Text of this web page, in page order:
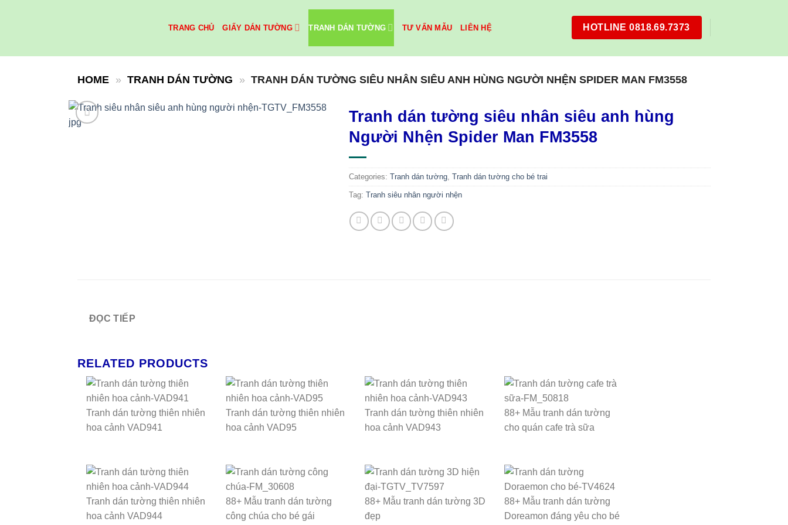
TRANG CHỦ GIẤY DÁN TƯỜNG TRANH DÁN TƯỜNG TƯ VẤN MẪU LIÊN HỆ HOTLINE 0818.69.7373
HOME » TRANH DÁN TƯỜNG » TRANH DÁN TƯỜNG SIÊU NHÂN SIÊU ANH HÙNG NGƯỜI NHỆN SPIDER MAN FM3558
Tranh dán tường siêu nhân siêu anh hùng
Người Nhện Spider Man FM3558
Categories: Tranh dán tường, Tranh dán tường cho bé trai
Tag: Tranh siêu nhân người nhện
ĐỌC TIẾP
RELATED PRODUCTS
Tranh dán tường thiên nhiên
hoa cảnh VAD941
Tranh dán tường thiên nhiên
hoa cảnh VAD95
Tranh dán tường thiên nhiên
hoa cảnh VAD943
88+ Mẫu tranh dán tường
cho quán cafe trà sữa
Tranh dán tường thiên nhiên
hoa cảnh VAD944
88+ Mẫu tranh dán tường
công chúa cho bé gái
88+ Mẫu tranh dán tường 3D
đẹp
88+ Mẫu tranh dán tường
Doreamon đáng yêu cho bé